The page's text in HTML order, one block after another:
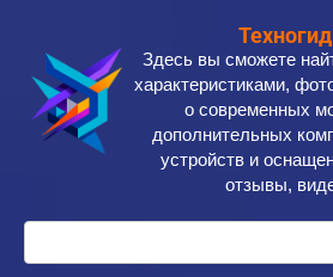
контенту
Техногид
Здесь вы сможете
характеристиками,
о современных
дополнительных
устройств и
отзывы,
Поиск: